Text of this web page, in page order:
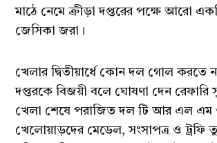
মাঠে নেমে ক্রীড়া দপ্তরের পক্ষে আরো
জেসিকা জরা।
খেলার দ্বিতীয়ার্ধে কোন দল গোল করতে
দপ্তরকে বিজয়ী বলে ঘোষণা দেন রেফারি
খেলা শেষে পরাজিত দল টি আর এল এম ও
খেলোয়াড়দের মেডেল, সংসাপত্র ও ট্রফি